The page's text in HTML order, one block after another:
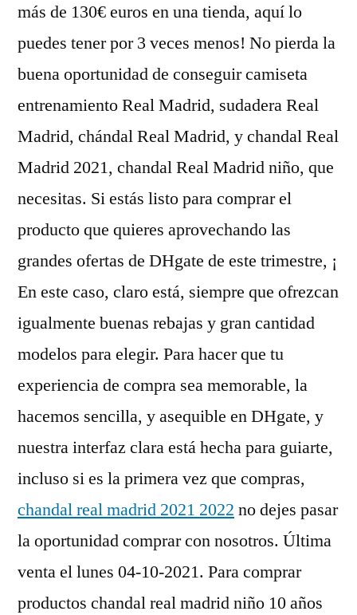
más de 130€ euros en una tienda, aquí lo
puedes tener por 3 veces menos! No pierda la
buena oportunidad de conseguir camiseta
entrenamiento Real Madrid, sudadera Real
Madrid, chándal Real Madrid, y chandal Real
Madrid 2021, chandal Real Madrid niño, que
necesitas. Si estás listo para comprar el
producto que quieres aprovechando las
grandes ofertas de DHgate de este trimestre, ¡
En este caso, claro está, siempre que ofrezcan
igualmente buenas rebajas y gran cantidad
modelos para elegir. Para hacer que tu
experiencia de compra sea memorable, la
hacemos sencilla, y asequible en DHgate, y
nuestra interfaz clara está hecha para guiarte,
incluso si es la primera vez que compras,
chandal real madrid 2021 2022 no dejes pasar
la oportunidad comprar con nosotros. Última
venta el lunes 04-10-2021. Para comprar
productos chandal real madrid niño 10 años